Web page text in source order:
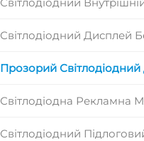
Світлодіодний Дисплей
Прозорий
Світлодіодна Рекламна
Світлодіодний